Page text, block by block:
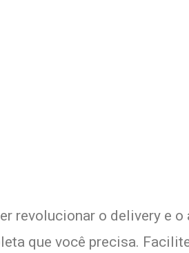
revolucionar o delivery e
que você precisa.